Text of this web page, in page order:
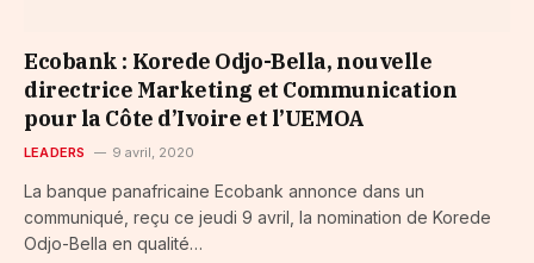
Ecobank : Korede Odjo-Bella, nouvelle
directrice Marketing et Communication
pour la Côte d’Ivoire et l’UEMOA
LEADERS 9 avril, 2020
La banque panafricaine Ecobank annonce dans un
communiqué, reçu ce jeudi 9 avril, la nomination de Korede
Odjo-Bella en qualité…